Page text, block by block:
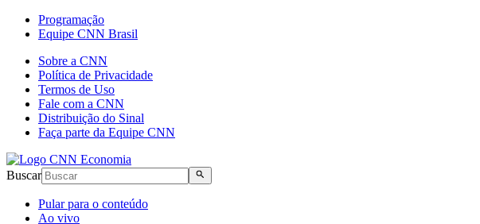
Programação
Equipe CNN Brasil
Sobre a CNN
Política de Privacidade
Termos de Uso
Fale com a CNN
Distribuição do Sinal
Faça parte da Equipe CNN
Buscar
Pular para o conteúdo
Ao vivo